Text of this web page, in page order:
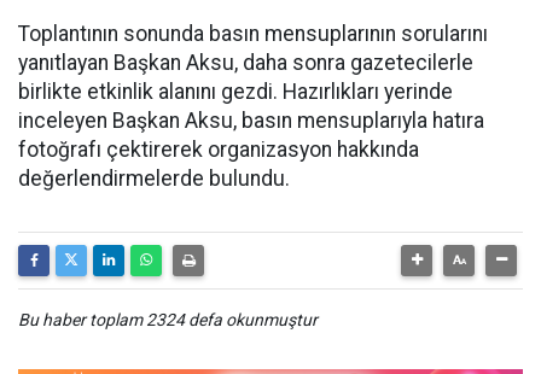
Toplantının sonunda basın mensuplarının sorularını
yanıtlayan Başkan Aksu, daha sonra gazetecilerle
birlikte etkinlik alanını gezdi. Hazırlıkları yerinde
inceleyen Başkan Aksu, basın mensuplarıyla hatıra
fotoğrafı çektirerek organizasyon hakkında
değerlendirmelerde bulundu.
Bu haber toplam 2324 defa okunmuştur